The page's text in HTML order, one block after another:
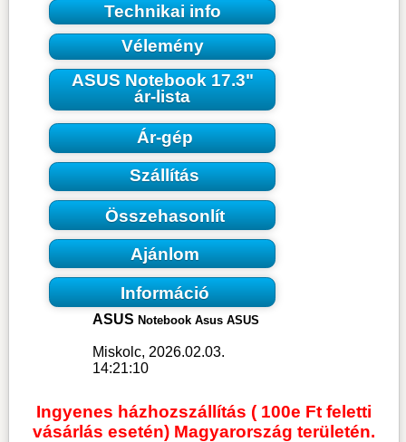
Technikai info
Vélemény
ASUS Notebook 17.3"
ár-lista
Ár-gép
Szállítás
Összehasonlít
Ajánlom
Információ
ASUS Notebook Asus ASUS
Miskolc, 2026.02.03.
14:21:10
Ingyenes házhozszállítás ( 100e Ft feletti
vásárlás esetén) Magyarország területén.